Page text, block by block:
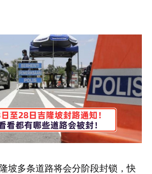
坡多条道路将会分阶段封锁，快